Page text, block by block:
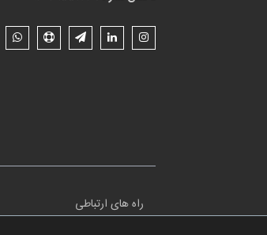
راه های ارتباطی